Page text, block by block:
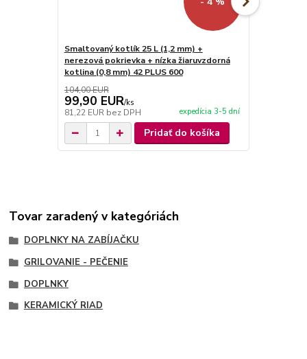
Smaltovaný kotlík 25 L (1,2 mm) +
nerezová pokrievka + nízka žiaruvzdorná
kotlina (0,8 mm) 42 PLUS 600
104,00 EUR
99,90 EUR/ks
81,22 EUR bez DPH expedícia 3-5 dní
Pridať do košíka
Tovar zaradený v kategóriách
DOPLNKY NA ZABÍJAČKU
GRILOVANIE - PEČENIE
DOPLNKY
KERAMICKÝ RIAD